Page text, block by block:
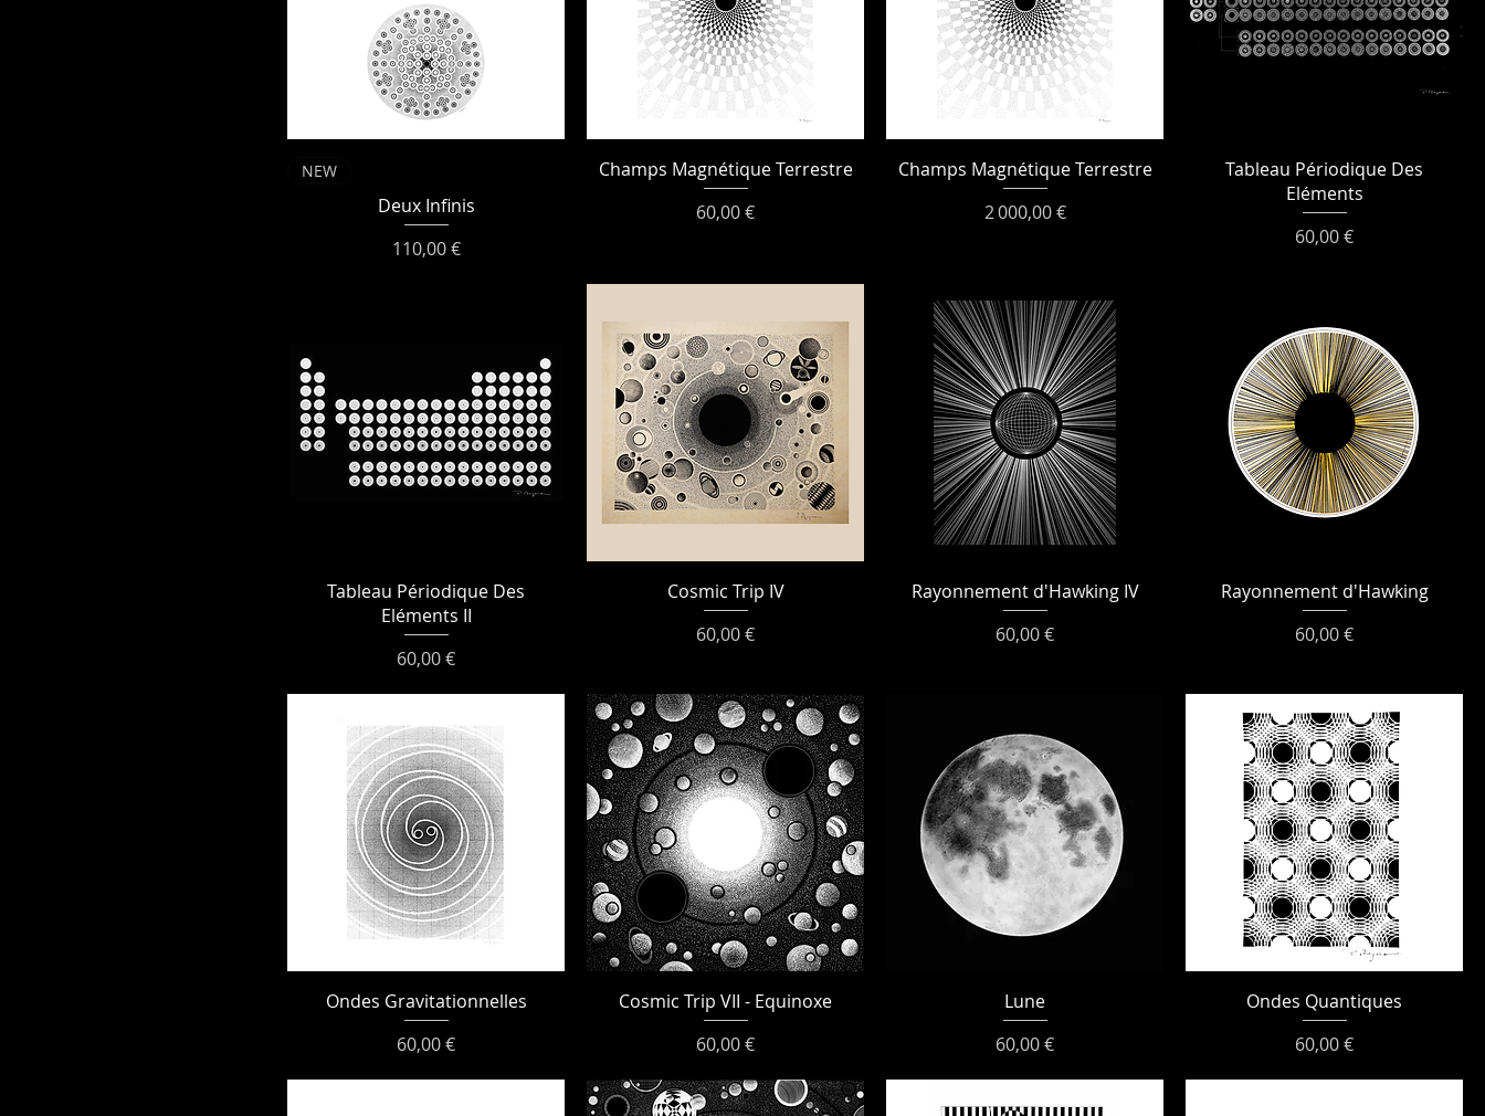
NEW
Deux Infinis
Prix
110,00 €
Champs Magnétique Terrestre
Prix
60,00 €
Champs Magnétique Terrestre
Prix
2 000,00 €
Tableau Périodique Des
Eléments
Prix
60,00 €
Tableau Périodique Des
Eléments II
Prix
60,00 €
Cosmic Trip IV
Prix
60,00 €
Rayonnement d'Hawking IV
Prix
60,00 €
Rayonnement d'Hawking
Prix
60,00 €
Ondes Gravitationnelles
Prix
60,00 €
Cosmic Trip VII - Equinoxe
Prix
60,00 €
Lune
Prix
60,00 €
Ondes Quantiques
Prix
60,00 €